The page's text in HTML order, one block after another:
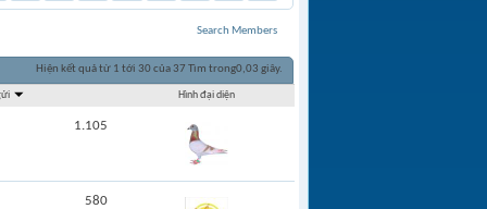
Search Members
Hiện kết quả từ 1 tới 30 của 37 Tìm trong0,03 giây.
Hình đại diện
1.105
580